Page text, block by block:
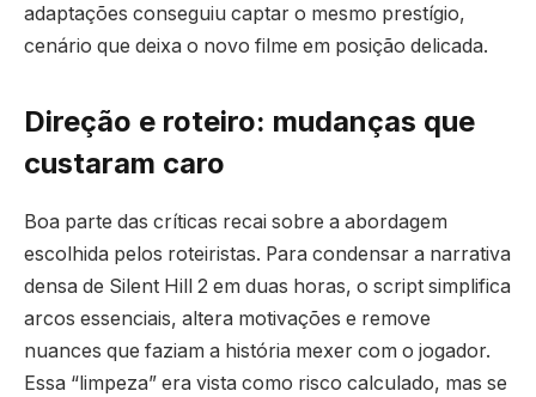
adaptações conseguiu captar o mesmo prestígio,
cenário que deixa o novo filme em posição delicada.
Direção e roteiro: mudanças que
custaram caro
Boa parte das críticas recai sobre a abordagem
escolhida pelos roteiristas. Para condensar a narrativa
densa de Silent Hill 2 em duas horas, o script simplifica
arcos essenciais, altera motivações e remove
nuances que faziam a história mexer com o jogador.
Essa “limpeza” era vista como risco calculado, mas se